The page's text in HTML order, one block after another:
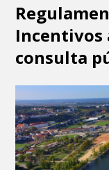
Incentivos
consulta